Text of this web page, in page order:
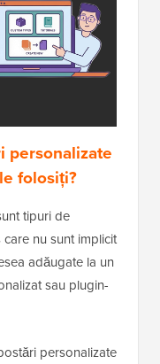
personalizate
folosiți?
tipuri de
nu sunt implicit
adăugate la un
sau plugin-
personalizate